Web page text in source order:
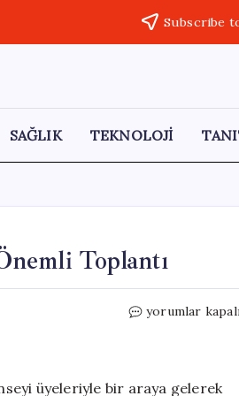
Subscribe
SAĞLIK TEKNOLOJİ
Toplantı
Putin’den
Üzerine
yorumlar
üyeleriyle bir araya gelerek